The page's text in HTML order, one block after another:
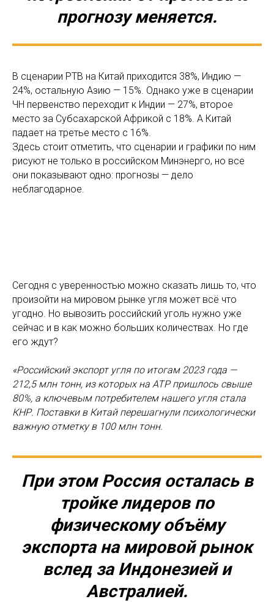
прогнозу меняется.
В сценарии РТВ на Китай приходится 38%, Индию —
24%, остальную Азию — 15%. Однако уже в сценарии
ЧН первенство переходит к Индии — 27%, второе
место за Субсахарской Африкой с 18%. А Китай
падает на третье место с 16%.
Здесь стоит отметить, что сценарии и графики по ним
рисуют не только в российском Минэнерго, но все
они показывают одно: прогнозы — дело
неблагодарное.
Сегодня с уверенностью можно сказать лишь то, что
произойти на мировом рынке угля может всё что
угодно. Но вывозить российский уголь нужно уже
сейчас и в как можно больших количествах. Но где
его ждут?
«Российский экспорт угля по итогам 2023 года —
212,5 млн тонн, из которых на АТР пришлось свыше
80%, а ключевым потребителем нашего угля стала
КНР. Поставки в Китай перешагнули психологически
важную отметку в 100 млн тонн.
При этом Россия осталась в
тройке лидеров по
физическому объёму
экспорта на мировой рынок
вслед за Индонезией и
Австралией.